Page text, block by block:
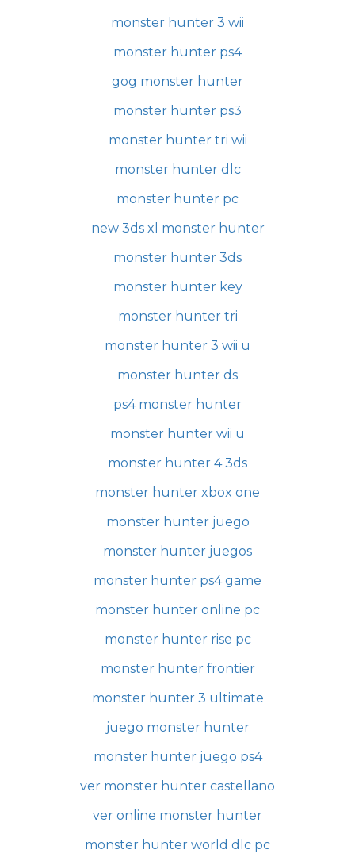
monster hunter 3 wii
monster hunter ps4
gog monster hunter
monster hunter ps3
monster hunter tri wii
monster hunter dlc
monster hunter pc
new 3ds xl monster hunter
monster hunter 3ds
monster hunter key
monster hunter tri
monster hunter 3 wii u
monster hunter ds
ps4 monster hunter
monster hunter wii u
monster hunter 4 3ds
monster hunter xbox one
monster hunter juego
monster hunter juegos
monster hunter ps4 game
monster hunter online pc
monster hunter rise pc
monster hunter frontier
monster hunter 3 ultimate
juego monster hunter
monster hunter juego ps4
ver monster hunter castellano
ver online monster hunter
monster hunter world dlc pc